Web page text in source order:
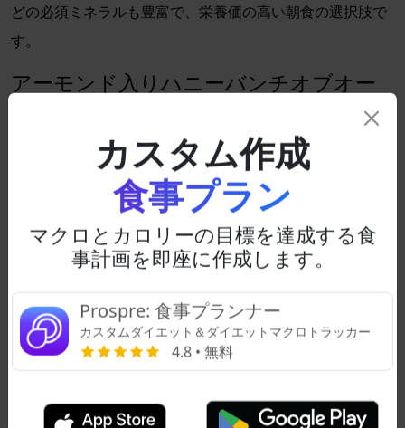
どの必須ミネラルも豊富で、栄養価の高い朝食の選択肢で
す。
アーモンド入りハニーバンチオブオー
朝の cravings を満たしましょう。
アーモンド入りハニー
バンチオブオーツ は、1カップあたり16 mgの鉄分を提供し
ます。この美味しいシリアルは、ビタミンB6、ビタミン
B12、ビタミンAの優れた供給源であり、飽和脂肪とコレス
テロールが低いです。
クエーカー、ライフ、マルチグレイン
シリアル、オリジナル
一日を活力で満たしましょう。クエーカー・ライフ・マル
います。飽和脂肪とコレステロールが低く、このシリアル
カスタム作成
食事プラン
マクロとカロリーの目標を達成する食
事計画を即座に作成します。
Prospre: 食事プランナー
カスタムダイエット＆ダイエットマクロトラッカー
4.8 • 無料